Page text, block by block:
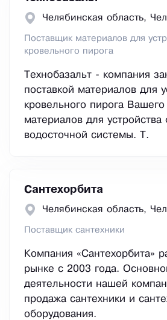
Челябинская область,
Поставщик материалов для
кровельного пирога
Технобазальт - компания
поставкой материалов для
кровельного пирога
материалов для устройства
водосточной системы. Т.
Сантехорбита
Челябинская область,
Поставщик сантехники
Компания «Сантехорбита»
рынке с 2003 года.
деятельности нашей
продажа сантехники и
оборудования.